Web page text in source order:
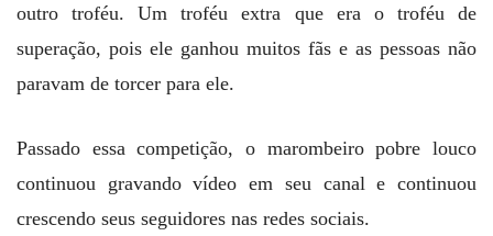
outro troféu. Um troféu extra que era o troféu de
superação, pois ele ganhou muitos fãs e as pessoas não
paravam de torcer para ele.
Passado essa competição, o marombeiro pobre louco
continuou gravando vídeo em seu canal e continuou
crescendo seus seguidores nas redes sociais.